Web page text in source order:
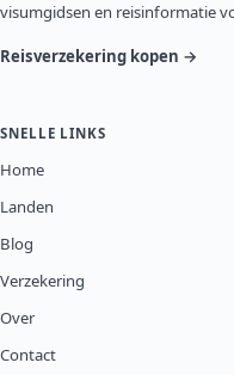
visumgidsen en reisinformatie
Reisverzekering kopen →
SNELLE LINKS
Home
Landen
Blog
Verzekering
Over
Contact